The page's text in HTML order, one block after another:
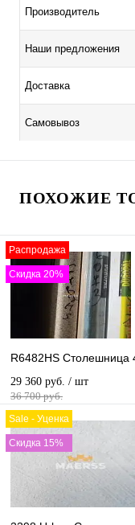
Производитель
Наши предложения
Доставка
Самовывоз
ПОХОЖИЕ
Распродажа
Скидка 20%
R6482HS Столешница
29 360 руб. / шт
36 700 руб.
Sale - Уценка
Скидка 15%